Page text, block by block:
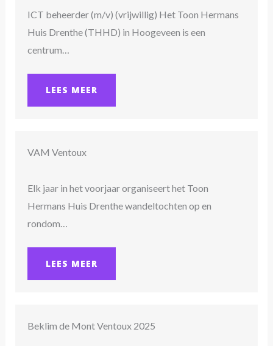
ICT beheerder (m/v) (vrijwillig) Het Toon Hermans
Huis Drenthe (THHD) in Hoogeveen is een
centrum…
LEES MEER
VAM Ventoux
Elk jaar in het voorjaar organiseert het Toon
Hermans Huis Drenthe wandeltochten op en
rondom…
LEES MEER
Beklim de Mont Ventoux 2025